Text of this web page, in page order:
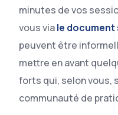
minutes de vos
vous viale document
peuvent être
mettre en avant
forts qui, selon vous,
communauté de